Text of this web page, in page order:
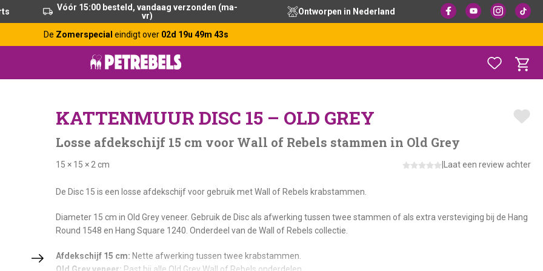
Vóór 15:00 besteld, vandaag verzonden (ma-
vr)
Ontworpen in Nederland
De Zomerspecial eindigt over 02d 19u 49m 42s
KATTENMUUR DISC 15 – OLD GREY
Losse afdekschijf 15 cm voor Wall of Rebels stammen in Old Grey
15 × 15 × 2 cm Laat een review achter
De Disc 15 is een losse afdekschijf voor gebruik met Wall of Rebels krabstammen.
Diameter 15 cm in Old Grey veneer. Gebruik de Disc als afwerking tussen twee stammen of als extra versteviging bij de Hang
Round 1548 en Hang Square 1240. Onderdeel van de Wall of Rebels collectie.
Afdekschijf 15 cm: Nette afwerking tussen twee krabstammen.